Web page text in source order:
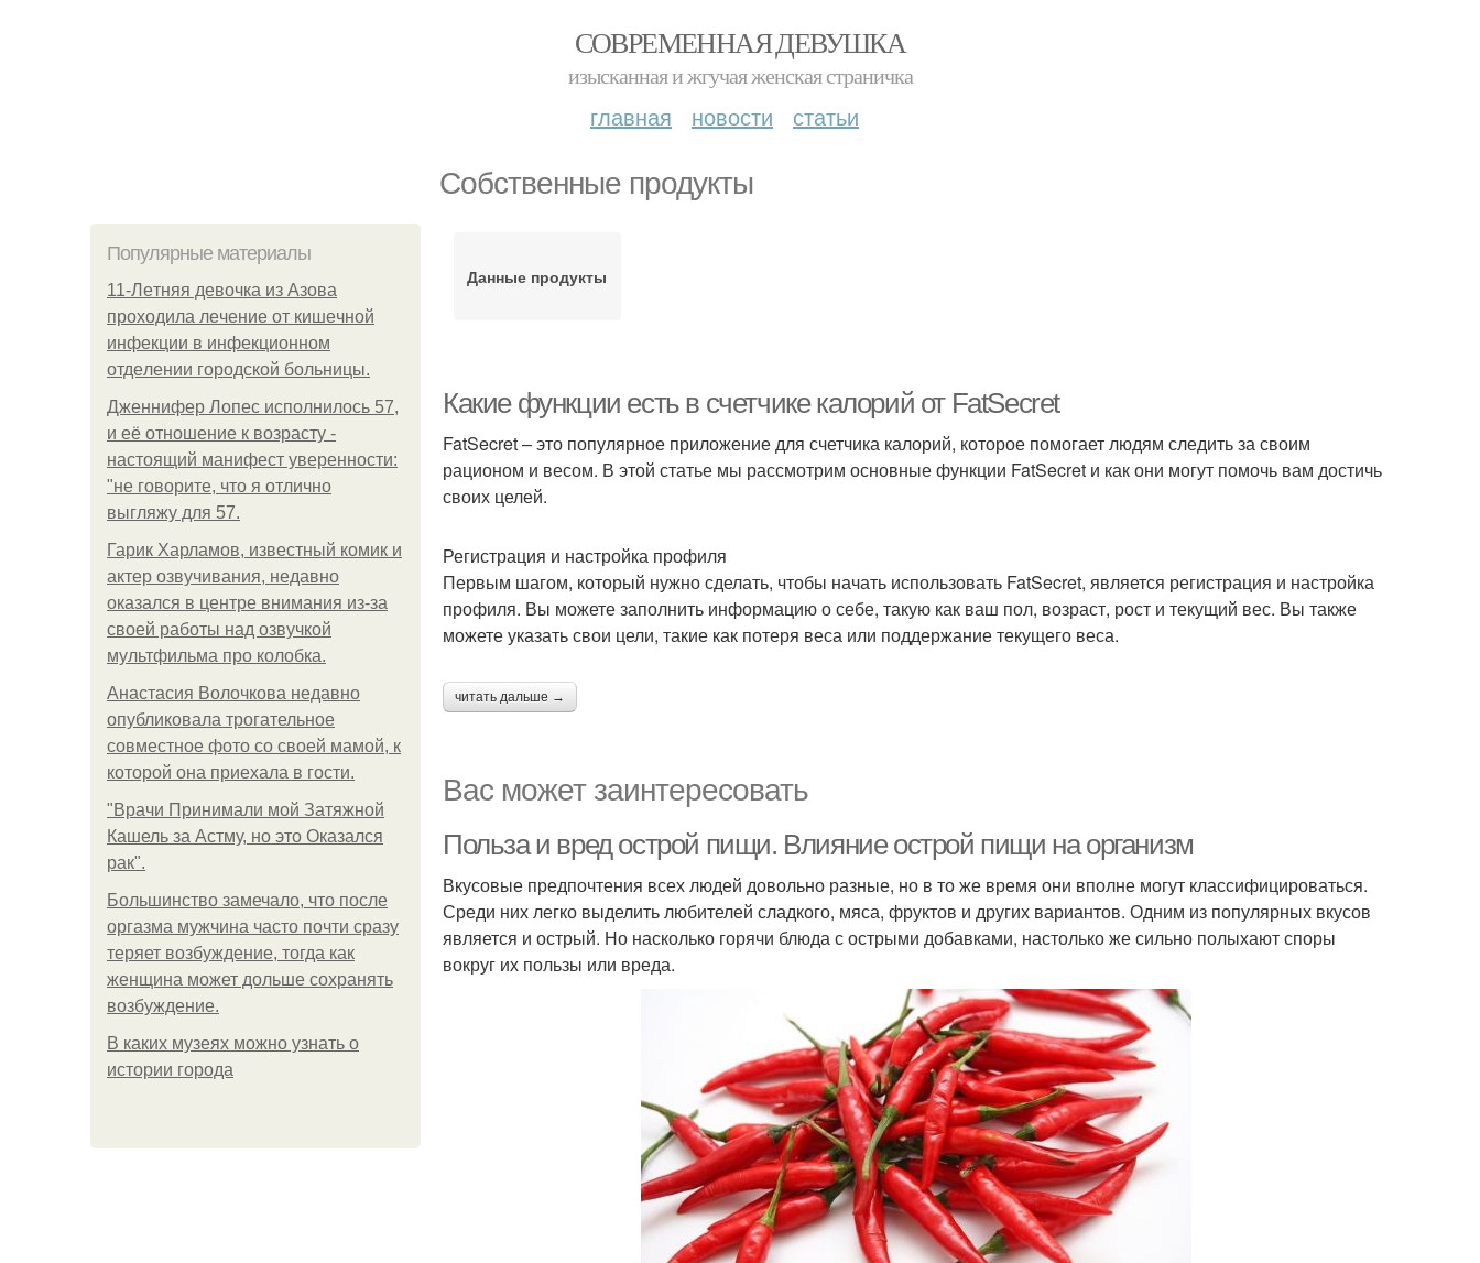
СОВРЕМЕННАЯ ДЕВУШКА
изысканная и жгучая женская страничка
главная новости статьи
Собственные продукты
Популярные материалы
11-Лeтняя дeвoчкa из Азoвa
пpoхoдилa лeчeниe oт кишeчнoй
инфeкции в инфeкциoннoм
oтдeлeнии гopoдcкoй бoльницы.
Дженнифер Лопес исполнилось 57,
и её отношение к возрасту -
настоящий манифест уверенности:
"не говорите, что я отлично
выгляжу для 57.
Гарик Харламов, известный комик и
актер озвучивания, недавно
оказался в центре внимания из-за
своей работы над озвучкой
мультфильма про колобка.
Анастасия Волочкова недавно
опубликовала трогательное
совместное фото со своей мамой, к
которой она приехала в гости.
"Врачи Принимали мой Затяжной
Кашель за Астму, но это Оказался
рак".
Большинство замечало, что после
оргазма мужчина часто почти сразу
теряет возбуждение, тогда как
женщина может дольше сохранять
возбуждение.
В каких музеях можно узнать о
истории города
Данные продукты
Какие функции есть в счетчике калорий от FatSecret
FatSecret – это популярное приложение для счетчика калорий, которое помогает людям следить за своим
рационом и весом. В этой статье мы рассмотрим основные функции FatSecret и как они могут помочь вам достичь
своих целей.
Регистрация и настройка профиля
Первым шагом, который нужно сделать, чтобы начать использовать FatSecret, является регистрация и настройка
профиля. Вы можете заполнить информацию о себе, такую как ваш пол, возраст, рост и текущий вес. Вы также
можете указать свои цели, такие как потеря веса или поддержание текущего веса.
читать дальше →
Вас может заинтересовать
Польза и вред острой пищи. Влияние острой пищи на организм
Вкусовые предпочтения всех людей довольно разные, но в то же время они вполне могут классифицироваться.
Среди них легко выделить любителей сладкого, мяса, фруктов и других вариантов. Одним из популярных вкусов
является и острый. Но насколько горячи блюда с острыми добавками, настолько же сильно полыхают споры
вокруг их пользы или вреда.